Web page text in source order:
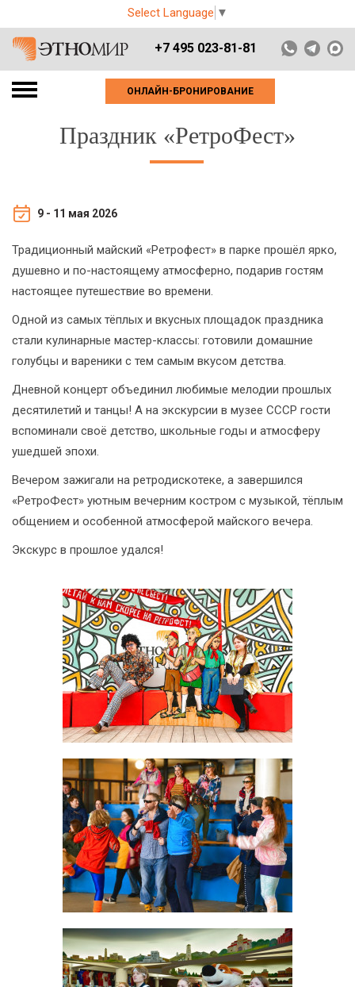
Select Language ▼
+7 495 023-81-81
ОНЛАЙН-БРОНИРОВАНИЕ
Праздник «РетроФест»
9 - 11 мая 2026
Традиционный майский «Ретрофест» в парке прошёл ярко,
душевно и по-настоящему атмосферно, подарив гостям
настоящее путешествие во времени.
Одной из самых тёплых и вкусных площадок праздника
стали кулинарные мастер-классы: готовили домашние
голубцы и вареники с тем самым вкусом детства.
Дневной концерт объединил любимые мелодии прошлых
десятилетий и танцы! А на экскурсии в музее СССР гости
вспоминали своё детство, школьные годы и атмосферу
ушедшей эпохи.
Вечером зажигали на ретродискотеке, а завершился
«РетроФест» уютным вечерним костром с музыкой, тёплым
общением и особенной атмосферой майского вечера.
Экскурс в прошлое удался!